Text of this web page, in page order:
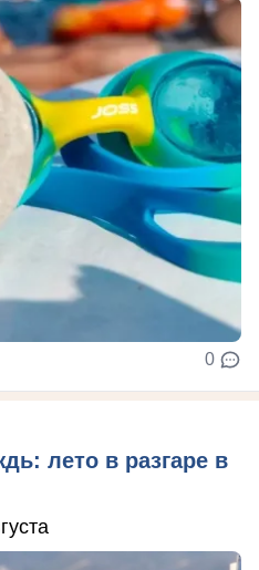
0
лето в разгаре в